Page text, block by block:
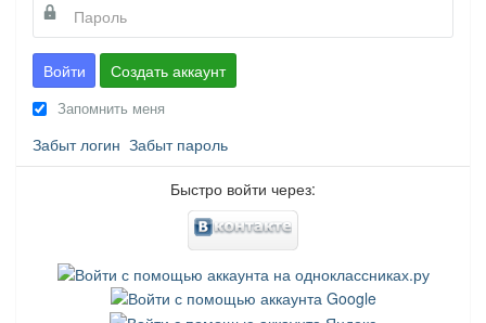
Войти Создать аккаунт
Запомнить меня
Забыт логин Забыт пароль
Быстро войти через: